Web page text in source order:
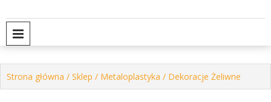
Strona główna / Sklep / Metaloplastyka / Dekoracje Żeliwne